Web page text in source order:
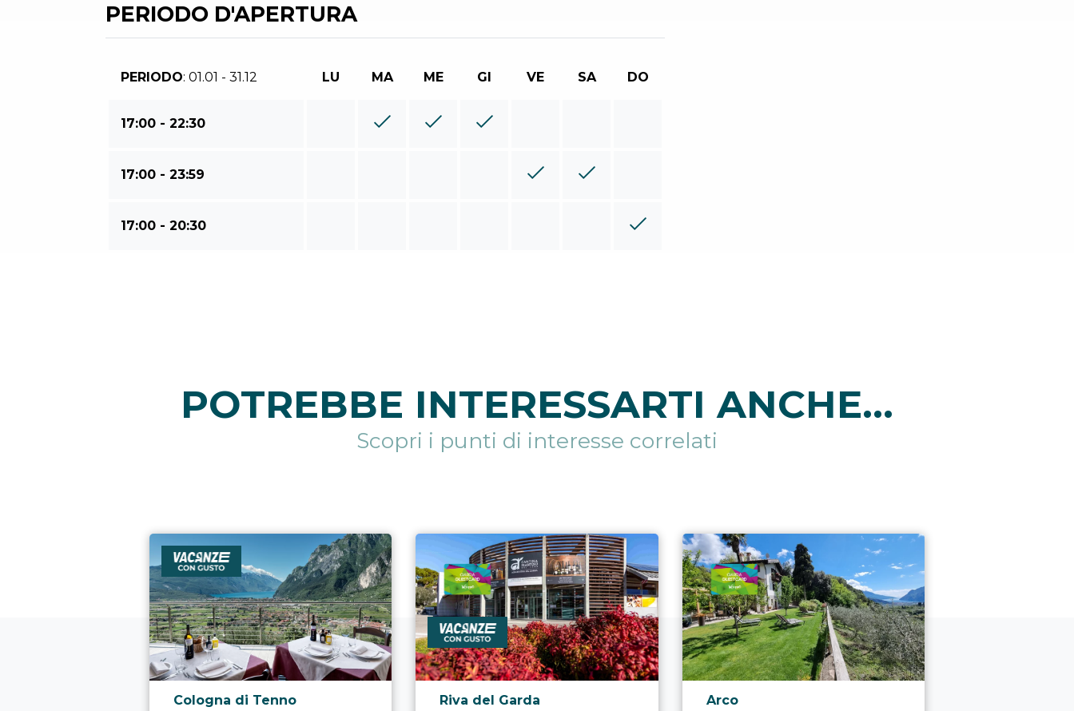
PERIODO D'APERTURA
PERIODO: 01.01 - 31.12 LU MA ME GI VE SA DO
17:00 - 22:30
17:00 - 23:59
17:00 - 20:30
POTREBBE INTERESSARTI ANCHE...
Scopri i punti di interesse correlati
Località punto di interesse
Cologna di Tenno Località punto di interesse
Riva del Garda Località punto di interesse
Arco